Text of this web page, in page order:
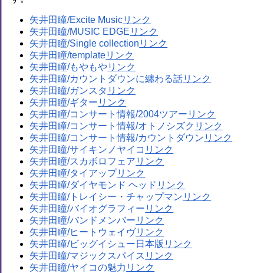
矢井田瞳/Excite Music
矢井田瞳/MUSIC EDGE
矢井田瞳/Single collection
矢井田瞳/template
矢井田瞳/もやもや
矢井田瞳/カウントダウンに纏わる話
矢井田瞳/ガンスタ
矢井田瞳/ギター
矢井田瞳/コンサート情報/2004ツアー
矢井田瞳/コンサート情報/オトノシズク
矢井田瞳/コンサート情報/カウントダウン
矢井田瞳/サイキンノヤイコ
矢井田瞳/スカボロフェア
矢井田瞳/タイアップ
矢井田瞳/ダイヤモンド ヘッド
矢井田瞳/トレイシー・チャップマン
矢井田瞳/バイオグラフィー
矢井田瞳/バンドメンバー
矢井田瞳/ヒートウェイヴ
矢井田瞳/ビッグイシュー日本版
矢井田瞳/マジックスパイス
矢井田瞳/ヤイコの魅力